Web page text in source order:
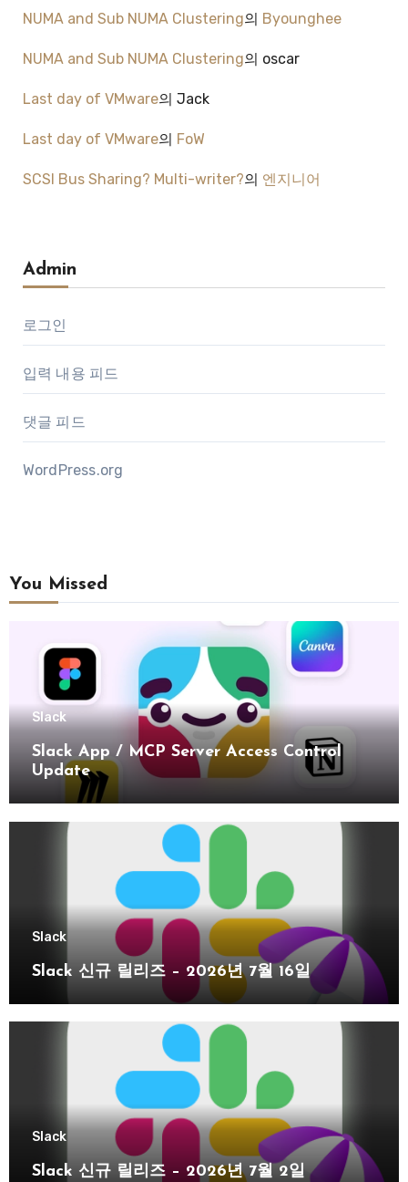
NUMA and Sub NUMA Clustering의 Byounghee
NUMA and Sub NUMA Clustering의 oscar
Last day of VMware의 Jack
Last day of VMware의 FoW
SCSI Bus Sharing? Multi-writer?의 엔지니어
Admin
로그인
입력 내용 피드
댓글 피드
WordPress.org
You Missed
Slack
Slack App / MCP Server Access Control
Update
Slack
Slack 신규 릴리즈 – 2026년 7월 16일
Slack
Slack 신규 릴리즈 – 2026년 7월 2일